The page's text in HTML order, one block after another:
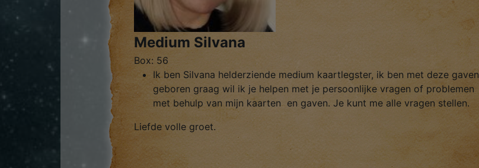
Medium Silvana
Box: 56
Ik ben Silvana helderziende medium kaartlegster, ik ben met deze gaven
geboren graag wil ik je helpen met je persoonlijke vragen of problemen
met behulp van mijn kaarten en gaven. Je kunt me alle vragen stellen.
Liefde volle groet.